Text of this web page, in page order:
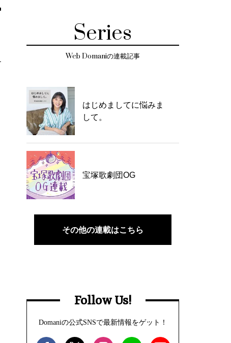
Series
Web Domaniの連載記事
はじめましてに悩みま
して。
宝塚歌劇団OG
その他の連載はこちら
Follow Us!
Domaniの公式SNSで最新情報をゲット！